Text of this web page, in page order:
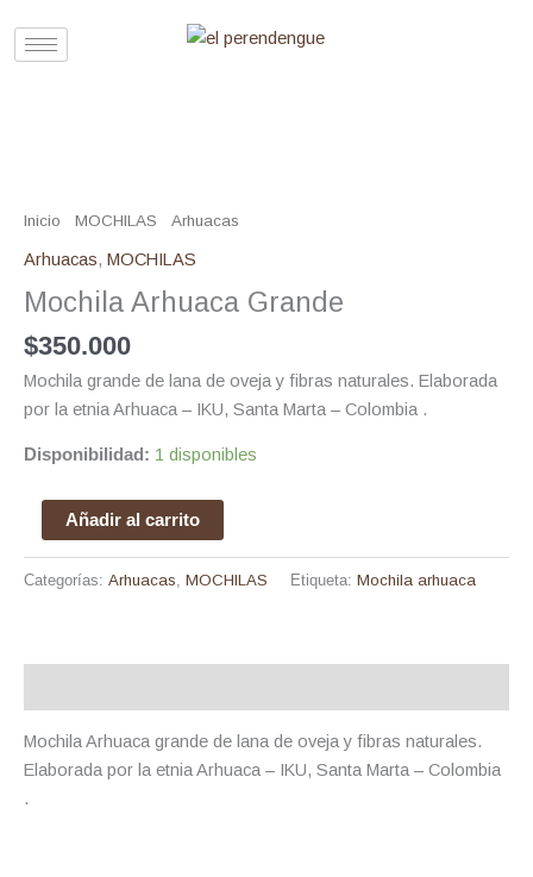
Inicio MOCHILAS Arhuacas
Arhuacas, MOCHILAS
Mochila Arhuaca Grande
$350.000
Mochila grande de lana de oveja y fibras naturales. Elaborada
por la etnia Arhuaca – IKU, Santa Marta – Colombia .
Disponibilidad: 1 disponibles
Grande
Añadir al carrito
Categorías: Arhuacas, MOCHILAS Etiqueta: Mochila arhuaca
Mochila Arhuaca grande de lana de oveja y fibras naturales.
Elaborada por la etnia Arhuaca – IKU, Santa Marta – Colombia
.